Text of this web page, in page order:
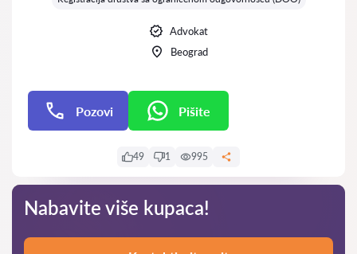
Advokat
Beograd
Pozovi Pišite
49 1 995
Nabavite više kupaca!